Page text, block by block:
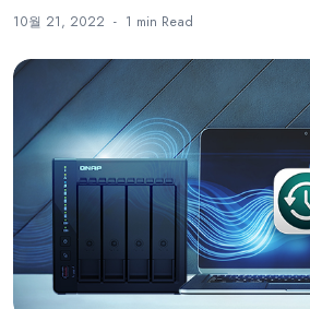
10월 21, 2022 1 min Read